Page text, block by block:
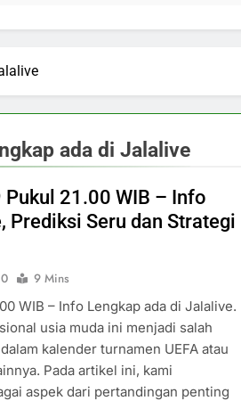
ada di Jalalive
21.00 WIB – Info
Prediksi Seru dan Strategi
0
9 Mins
WIB – Info Lengkap ada di Jalalive.
usia muda ini menjadi salah
kalender turnamen UEFA atau
Pada artikel ini, kami
aspek dari pertandingan penting